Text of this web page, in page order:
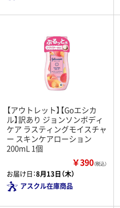
【アウトレット】【Goエシカ
ル】訳あり ジョンソンボディ
ケア ラスティングモイスチャ
ー スキンケアローション
200mL 1個
￥390（税込）
お届け日：8月13日（木）
アスクル在庫商品